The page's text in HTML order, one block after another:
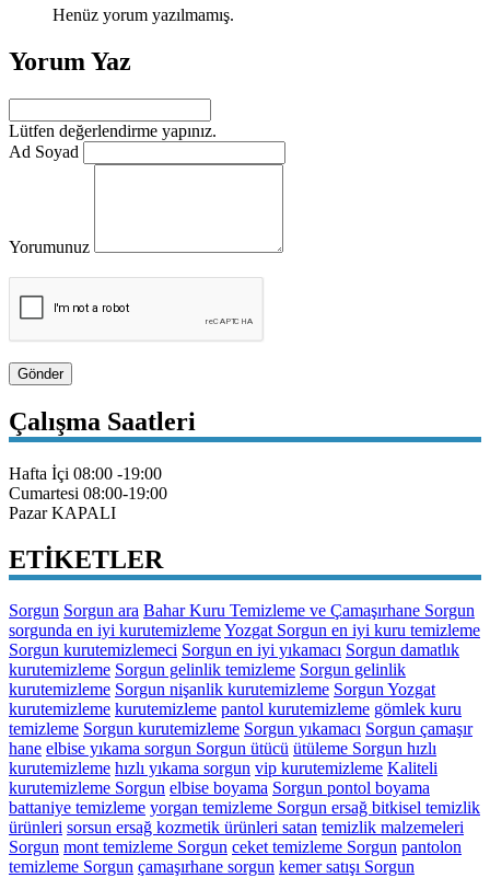
Henüz yorum yazılmamış.
Yorum Yaz
Lütfen değerlendirme yapınız.
Ad Soyad
Yorumunuz
Gönder
Çalışma Saatleri
Hafta İçi 08:00 -19:00
Cumartesi 08:00-19:00
Pazar KAPALI
ETİKETLER
Sorgun Sorgun ara Bahar Kuru Temizleme ve Çamaşırhane Sorgun
sorgunda en iyi kurutemizlemeYozgat Sorgun en iyi kuru temizleme
Sorgun kurutemizlemeci Sorgun en iyi yıkamacı Sorgun damatlık
kurutemizleme Sorgun gelinlik temizleme Sorgun gelinlik
kurutemizleme Sorgun nişanlik kurutemizleme Sorgun Yozgat
kurutemizleme kurutemizleme pantol kurutemizleme gömlek kuru
temizleme Sorgun kurutemizleme Sorgun yıkamacı Sorgun çamaşır
hane elbise yıkama sorgun Sorgun ütücü ütüleme Sorgun hızlı
kurutemizleme hızlı yıkama sorgun vip kurutemizleme Kaliteli
kurutemizleme Sorgun elbise boyama Sorgun pontol boyama
battaniye temizleme yorgan temizleme Sorgun ersağ bitkisel temizlik
ürünleri sorsun ersağ kozmetik ürünleri satan temizlik malzemeleri
Sorgun mont temizleme Sorgun ceket temizleme Sorgun pantolon
temizleme Sorgun çamaşırhane sorgun kemer satışı Sorgun